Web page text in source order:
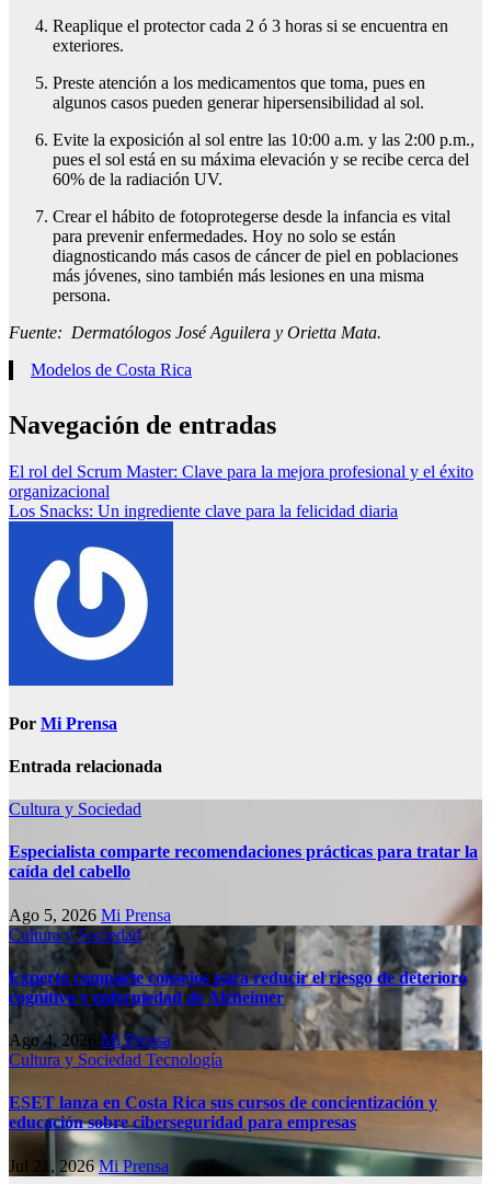
Reaplique el protector cada 2 ó 3 horas si se encuentra en
exteriores.
Preste atención a los medicamentos que toma, pues en
algunos casos pueden generar hipersensibilidad al sol.
Evite la exposición al sol entre las 10:00 a.m. y las 2:00 p.m.,
pues el sol está en su máxima elevación y se recibe cerca del
60% de la radiación UV.
Crear el hábito de fotoprotegerse desde la infancia es vital
para prevenir enfermedades. Hoy no solo se están
diagnosticando más casos de cáncer de piel en poblaciones
más jóvenes, sino también más lesiones en una misma
persona.
Fuente: Dermatólogos José Aguilera y Orietta Mata.
Modelos de Costa Rica
Navegación de entradas
El rol del Scrum Master: Clave para la mejora profesional y el éxito
organizacional
Los Snacks: Un ingrediente clave para la felicidad diaria
Por Mi Prensa
Entrada relacionada
Cultura y Sociedad
Especialista comparte recomendaciones prácticas para tratar la
caída del cabello
Ago 5, 2026 Mi Prensa
Cultura y Sociedad
Experto comparte consejos para reducir el riesgo de deterioro
cognitivo у enfermedad de Alzheimer
Ago 4, 2026 Mi Prensa
Cultura y Sociedad Tecnología
ESET lanza en Costa Rica sus cursos de concientización y
educación sobre ciberseguridad para empresas
Jul 21, 2026Mi Prensa